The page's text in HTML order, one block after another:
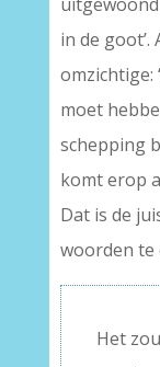
in de
omzichtige:
moet
schepping
komt erop
Dat is de
woorden te
Het